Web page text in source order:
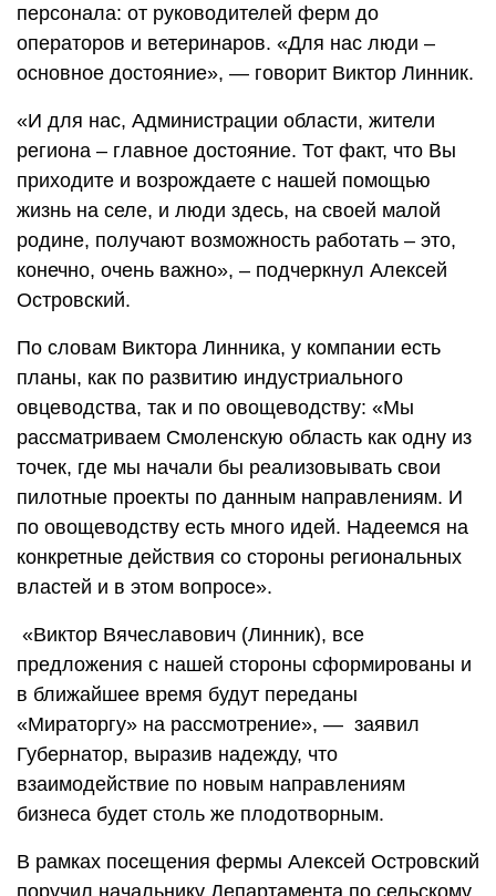
персонала: от руководителей ферм до
операторов и ветеринаров. «Для нас люди –
основное достояние», — говорит Виктор Линник.
«И для нас, Администрации области, жители
региона – главное достояние. Тот факт, что Вы
приходите и возрождаете с нашей помощью
жизнь на селе, и люди здесь, на своей малой
родине, получают возможность работать – это,
конечно, очень важно», – подчеркнул Алексей
Островский.
По словам Виктора Линника, у компании есть
планы, как по развитию индустриального
овцеводства, так и по овощеводству: «Мы
рассматриваем Смоленскую область как одну из
точек, где мы начали бы реализовывать свои
пилотные проекты по данным направлениям. И
по овощеводству есть много идей. Надеемся на
конкретные действия со стороны региональных
властей и в этом вопросе».
«Виктор Вячеславович (Линник), все
предложения с нашей стороны сформированы и
в ближайшее время будут переданы
«Мираторгу» на рассмотрение», — заявил
Губернатор, выразив надежду, что
взаимодействие по новым направлениям
бизнеса будет столь же плодотворным.
В рамках посещения фермы Алексей Островский
поручил начальнику Департамента по сельскому